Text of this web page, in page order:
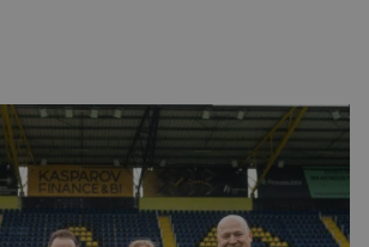
dan 50 jaar een begrip in Etten-Leur.
in sanitaire producten en